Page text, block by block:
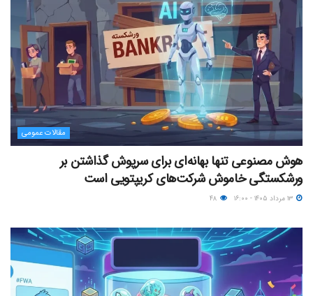
مقالات عمومی
هوش مصنوعی تنها بهانه‌ای برای سرپوش گذاشتن بر
ورشکستگی خاموش شرکت‌های کریپتویی است